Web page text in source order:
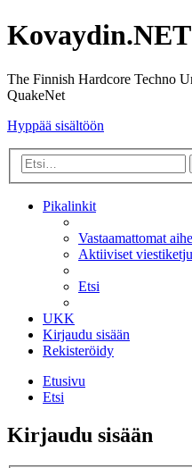
Kovaydin.NET
The Finnish Hardcore Techno
QuakeNet
Hyppää sisältöön
Pikalinkit
Vastaamattomat
Aktiiviset
Etsi
UKK
Kirjaudu sisään
Rekisteröidy
Etusivu
Etsi
Kirjaudu sisään